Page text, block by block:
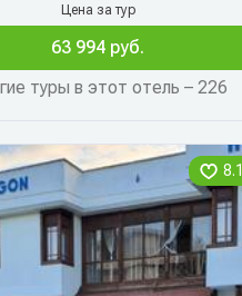
туры в этот отель – 226
Цена за тур
63 994 руб.
8.1